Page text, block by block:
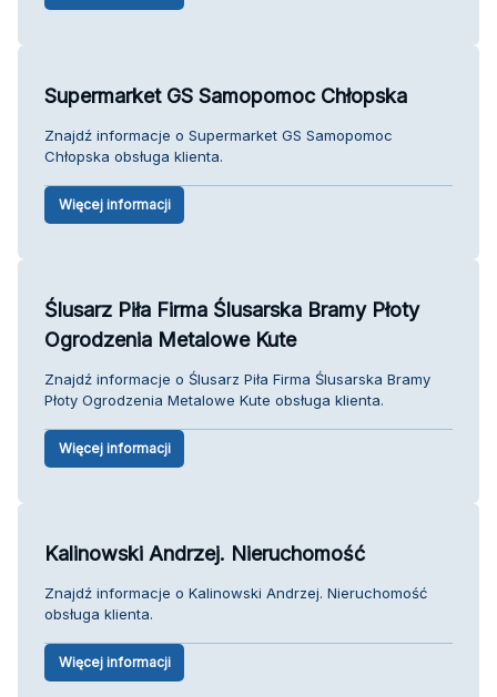
Supermarket GS Samopomoc Chłopska
Znajdź informacje o Supermarket GS Samopomoc
Chłopska obsługa klienta.
Więcej informacji
Ślusarz Piła Firma Ślusarska Bramy Płoty
Ogrodzenia Metalowe Kute
Znajdź informacje o Ślusarz Piła Firma Ślusarska Bramy
Płoty Ogrodzenia Metalowe Kute obsługa klienta.
Więcej informacji
Kalinowski Andrzej. Nieruchomość
Znajdź informacje o Kalinowski Andrzej. Nieruchomość
obsługa klienta.
Więcej informacji